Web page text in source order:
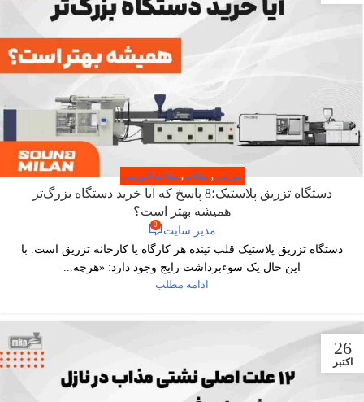
آموزشی, مقالات, مقالات آموزشی
دستگاه تزریق پلاستیک؛8 پاسخ که آیا خرید دستگاه بزرگ‌تر
همیشه بهتر است؟
مدیر سایت 0
دستگاه تزریق پلاستیک قلب تپنده هر کارگاه یا کارخانه تزریق است. با
این حال یک سوءبرداشت رایج وجود دارد: «هرچه...
ادامه مطلب
26
اکتبر